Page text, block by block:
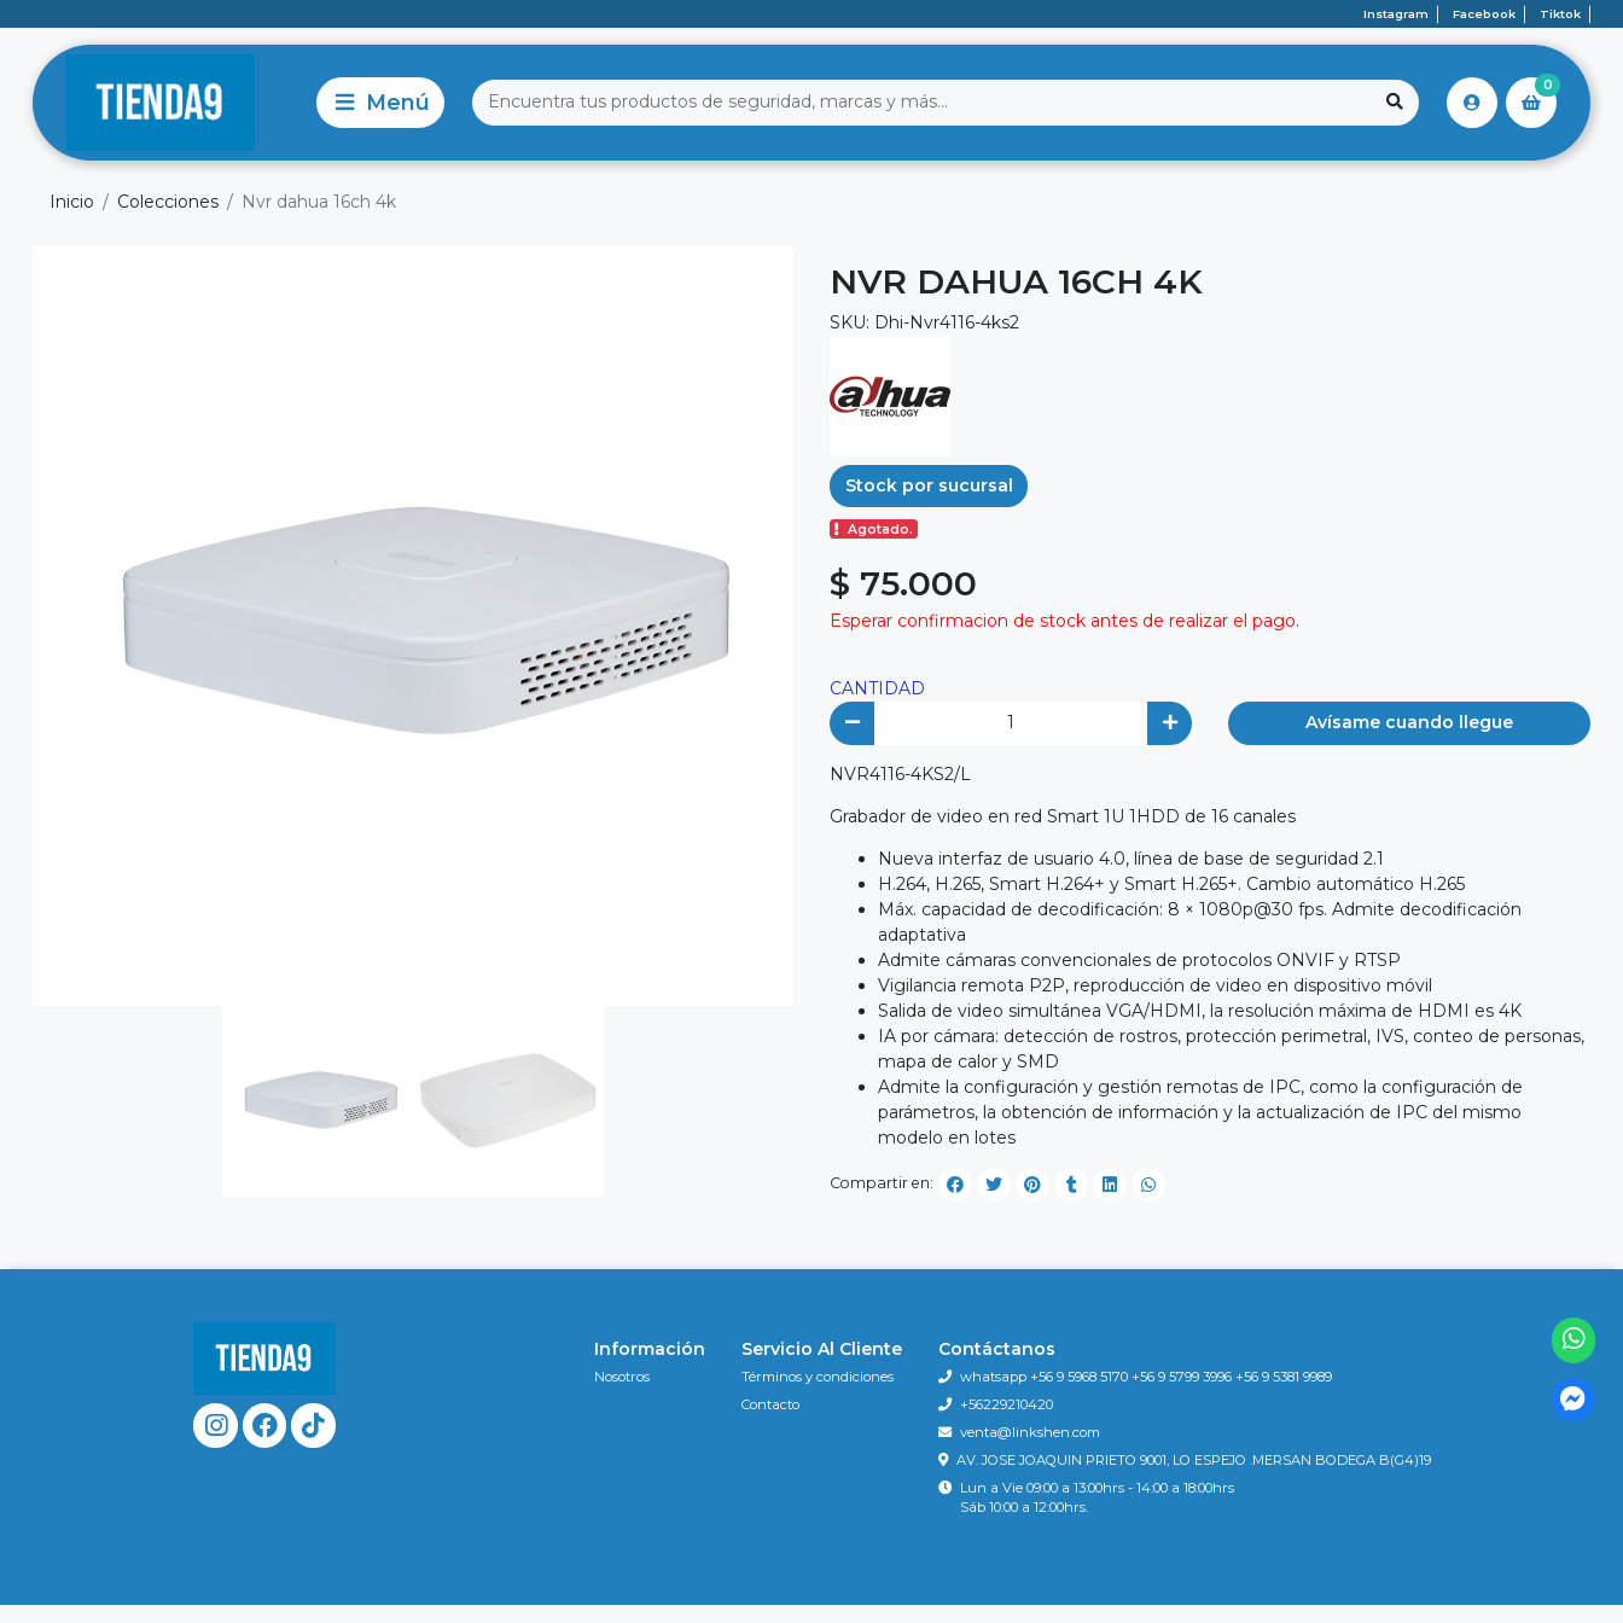
Instagram Facebook Tiktok
0
Inicio Colecciones Nvr dahua 16ch 4k
NVR DAHUA 16CH 4K
SKU: Dhi-Nvr4116-4ks2
Stock por sucursal
Agotado.
$ 75.000
Esperar confirmacion de stock antes de realizar el pago.
CANTIDAD
Avísame cuando llegue
NVR4116-4KS2/L
Grabador de video en red Smart 1U 1HDD de 16 canales
Nueva interfaz de usuario 4.0, línea de base de seguridad 2.1
H.264, H.265, Smart H.264+ y Smart H.265+. Cambio automático H.265
Máx. capacidad de decodificación: 8 × 1080p@30 fps. Admite decodificación
adaptativa
Admite cámaras convencionales de protocolos ONVIF y RTSP
Vigilancia remota P2P, reproducción de video en dispositivo móvil
Salida de video simultánea VGA/HDMI, la resolución máxima de HDMI es 4K
IA por cámara: detección de rostros, protección perimetral, IVS, conteo de personas,
mapa de calor y SMD
Admite la configuración y gestión remotas de IPC, como la configuración de
parámetros, la obtención de información y la actualización de IPC del mismo
modelo en lotes
Compartir en:
Información
Nosotros
Servicio Al Cliente
Términos y condiciones
Contacto
Contáctanos
whatsapp +56 9 5968 5170 +56 9 5799 3996 +56 9 5381 9989
+56229210420
venta@linkshen.com
AV. JOSE JOAQUIN PRIETO 9001, LO ESPEJO .MERSAN BODEGA B(G4)19
Lun a Vie 09:00 a 13:00hrs - 14:00 a 18:00hrs
Sáb 10:00 a 12:00hrs.